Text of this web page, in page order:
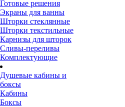
Готовые решения
Экраны для ванны
Шторки стеклянные
Шторки текстильные
Карнизы для шторок
Сливы-переливы
Комплектующие
Душевые кабины и
боксы
Кабины
Боксы